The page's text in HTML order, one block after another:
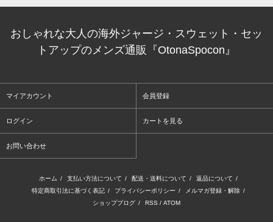
おしゃれな大人の海外ジャージ・スウェット・セッ
トアップのメンズ通販『OtonaSpocon』
マイアカウント 会員登録
ログイン カートを見る
お問い合わせ
ホーム / 支払い方法について / 配送・送料について / 返品について /
特定商取引法に基づく表記 / プライバシーポリシー / メルマガ登録・解除 /
ショップブログ / RSS / ATOM